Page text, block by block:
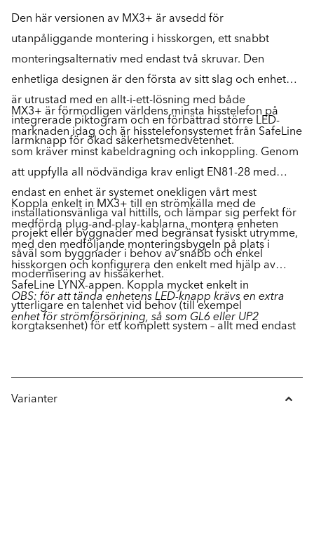
Den här versionen av MX3+ är avsedd för
utanpåliggande montering i hisskorgen, ett snabbt
monteringsalternativ med endast två skruvar. Den
enhetliga designen är den första av sitt slag och enheten
är utrustad med en allt-i-ett-lösning med både
integrerade piktogram och en förbättrad större LED-
larmknapp för ökad säkerhetsmedvetenhet.
MX3+ är förmodligen världens minsta hisstelefon på
marknaden idag och är hisstelefonsystemet från SafeLine
som kräver minst kabeldragning och inkoppling. Genom
att uppfylla all nödvändiga krav enligt EN81-28 med
endast en enhet är systemet onekligen vårt mest
installationsvänliga val hittills, och lämpar sig perfekt för
projekt eller byggnader med begränsat fysiskt utrymme,
såväl som byggnader i behov av snabb och enkel
modernisering av hissäkerhet.
Koppla enkelt in MX3+ till en strömkälla med de
medförda plug-and-play-kablarna, montera enheten
med den medföljande monteringsbygeln på plats i
hisskorgen och konfigurera den enkelt med hjälp av
SafeLine LYNX-appen. Koppla mycket enkelt in
ytterligare en talenhet vid behov (till exempel
korgtaksenhet) för ett komplett system – allt med endast
OBS: för att tända enhetens LED-knapp krävs en extra
enhet för strömförsörjning, så som GL6 eller UP2
Varianter